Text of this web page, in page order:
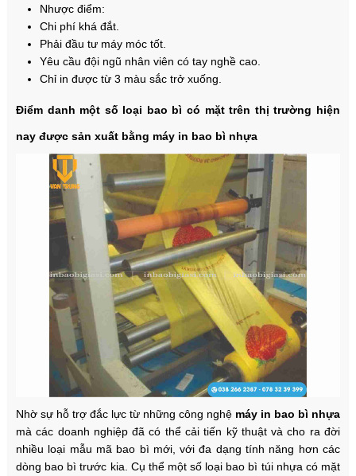
Nhược điểm:
Chi phí khá đắt.
Phải đầu tư máy móc tốt.
Yêu cầu đội ngũ nhân viên có tay nghề cao.
Chỉ in được từ 3 màu sắc trở xuống.
Điểm danh một số loại bao bì có mặt trên thị trường hiện
nay được sản xuất bằng máy in bao bì nhựa
Nhờ sự hỗ trợ đắc lực từ những công nghệ máy in bao bì nhựa
mà các doanh nghiệp đã có thể cải tiến kỹ thuật và cho ra đời
nhiều loại mẫu mã bao bì mới, với đa dạng tính năng hơn các
dòng bao bì trước kia. Cụ thể một số loại bao bì túi nhựa có mặt